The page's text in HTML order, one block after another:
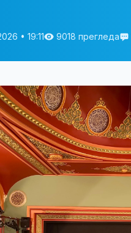
• 19:11 9018 прегледа